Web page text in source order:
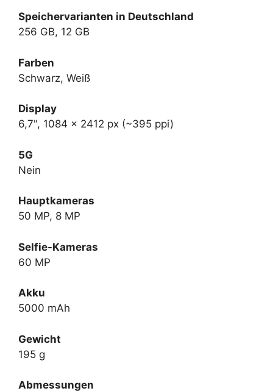
Speichervarianten in Deutschland
256 GB, 12 GB
Farben
Schwarz, Weiß
Display
6,7", 1084 x 2412 px (~395 ppi)
5G
Nein
Hauptkameras
50 MP, 8 MP
Selfie-Kameras
60 MP
Akku
5000 mAh
Gewicht
195 g
Abmessungen